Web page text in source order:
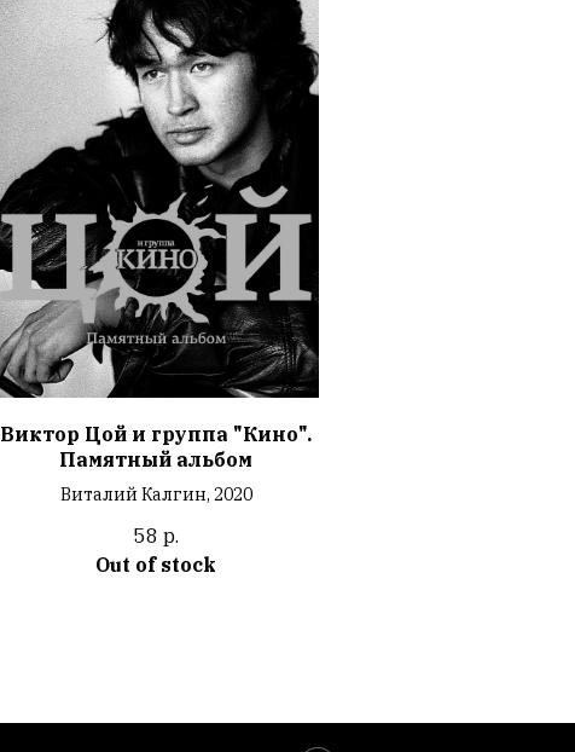
Виктор Цой и группа "Кино".
Памятный альбом
Виталий Калгин, 2020
58 р.
Out of stock